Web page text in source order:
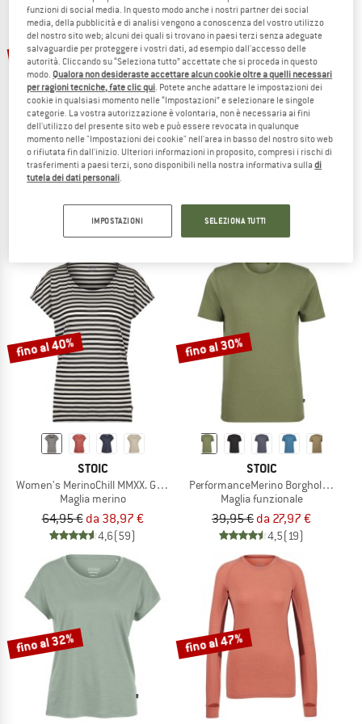
TO THE SALE
fino al 30%
STOIC
Intimo lana merinos
da 27,97 €
4,7(82)
40%
SUPER.NATURAL
Maglia merino
79,95 €47,97 €
4,8(12)
fino al 40%
STOIC
Women's MerinoChill MMXX. Göteborg Loose Tee St
Maglia merino
64,95 € da 38,97 €
4,6(59)
fino al 30%
STOIC
PerformanceMerino BorgholmSt. T-
Maglia funzionale
39,95 € da 27,97 €
4,5(19)
fino al 32% fino al 47%
funzioni di social media. In questo modo anche i nostri partner dei social
media, della pubblicità e di analisi vengono a conoscenza del vostro utilizzo
del nostro sito web; alcuni dei quali si trovano in paesi terzi senza adeguate
salvaguardie per proteggere i vostri dati, ad esempio dall'accesso delle
autorità. Cliccando su “Seleziona tutto” accettate che si proceda in questo
modo. Qualora non desideraste accettare alcun cookie oltre a quelli necessari
per ragioni tecniche, fate clic qui. Potete anche adattare le impostazioni dei
cookie in qualsiasi momento nelle “Impostazioni” e selezionare le singole
categorie. La vostra autorizzazione è volontaria, non è necessaria ai fini
dell'utilizzo del presente sito web e può essere revocata in qualunque
momento nelle "Impostazioni dei cookie" nell'area in basso del nostro sito web
o rifiutata fin dall'inizio. Ulteriori informazioni in proposito, compresi i rischi di
trasferimenti a paesi terzi, sono disponibili nella nostra informativa sulladi
tutela dei dati personali.
IMPOSTAZIONI SELEZIONA TUTTI